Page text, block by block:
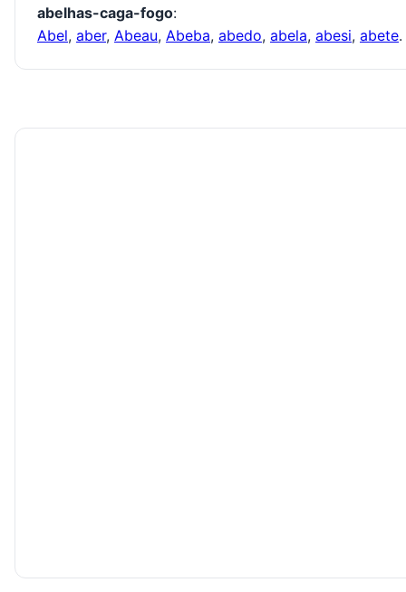
abelhas-caga-fogo:
Abel, aber, Abeau, Abeba, abedo, abela, abesi, abete.